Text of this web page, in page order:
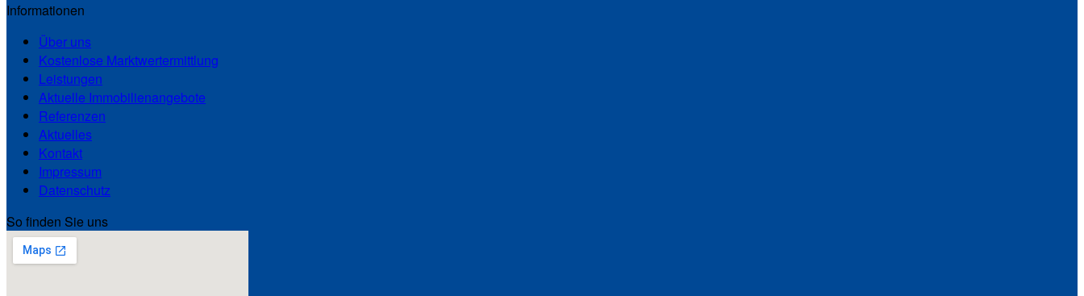
Informationen
Über uns
Kostenlose Marktwertermittlung
Leistungen
Aktuelle Immobilienangebote
Referenzen
Aktuelles
Kontakt
Impressum
Datenschutz
So finden Sie uns